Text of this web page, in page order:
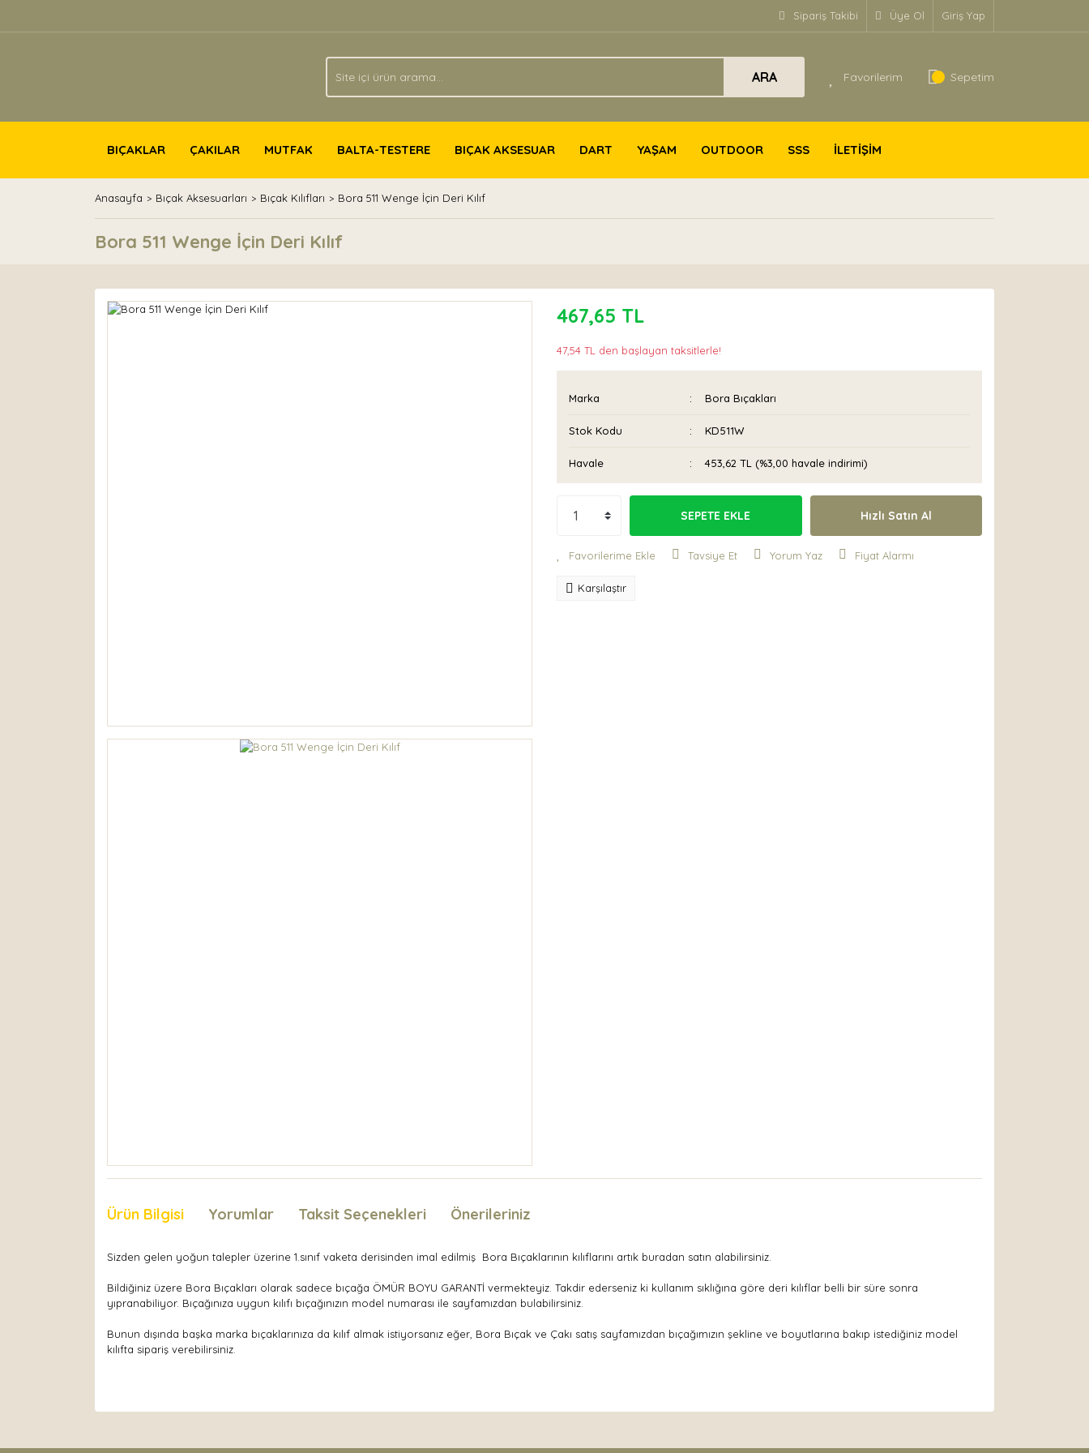
Sipariş Takibi Üye Ol Giriş Yap
ARA Favorilerim Sepetim
BIÇAKLAR ÇAKILAR MUTFAK BALTA-TESTERE BIÇAK AKSESUAR DART YAŞAM OUTDOOR SSS İLETİŞİM
Anasayfa Bıçak Aksesuarları Bıçak Kılıfları Bora 511 Wenge İçin Deri Kılıf
Bora 511 Wenge İçin Deri Kılıf
467,65 TL
47,54 TL den başlayan taksitlerle!
Marka Bora Bıçakları
Stok Kodu KD511W
Havale 453,62 TL (%3,00 havale indirimi)
SEPETE EKLE Hızlı Satın Al
Tavsiye Et Yorum Yaz Fiyat Alarmı
Karşılaştır
Ürün Bilgisi Yorumlar Taksit Seçenekleri Önerileriniz
Sizden gelen yoğun talepler üzerine 1.sınıf vaketa derisinden imal edilmiş Bora Bıçaklarının kılıflarını artık buradan satın alabilirsiniz.
Bildiğiniz üzere Bora Bıçakları olarak sadece bıçağa ÖMÜR BOYU GARANTİ vermekteyiz. Takdir ederseniz ki kullanım sıklığına göre deri kılıflar belli bir süre sonra
yıpranabiliyor. Bıçağınıza uygun kılıfı bıçağınızın model numarası ile sayfamızdan bulabilirsiniz.
Bunun dışında başka marka bıçaklarınıza da kılıf almak istiyorsanız eğer, Bora Bıçak ve Çakı satış sayfamızdan bıçağımızın şekline ve boyutlarına bakıp istediğiniz model
kılıfta sipariş verebilirsiniz.